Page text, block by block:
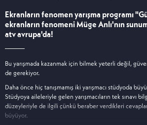
Ekranların fenomen yarışma programı
ekranların fenomeni Müge Anlı'nın
atv avrupa'da!
Bu yarışmada kazanmak için bilmek yeterli değil,
de gerekiyor.
Daha önce hiç tanışmamış iki yarışmacı stüdyoda
Stüdyoya aileleriyle gelen yarışmacıların tek sınavı
düzeyleriyle de ilgili çünkü beraber verdikleri
büyüyor.